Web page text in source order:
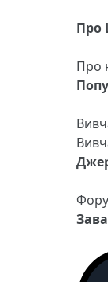
Про
Про